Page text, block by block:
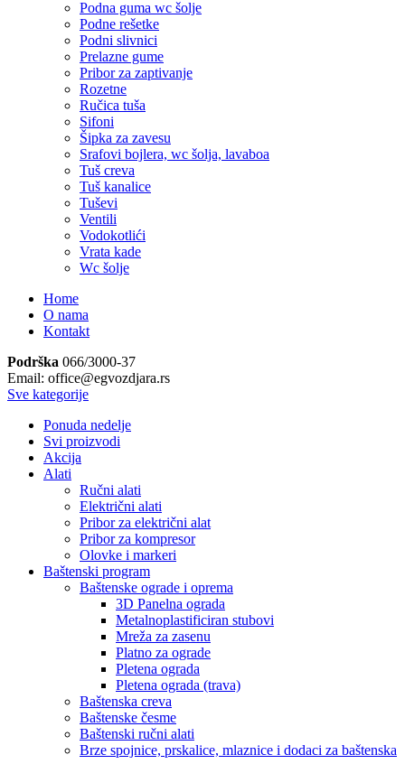
Podna guma wc šolje
Podne rešetke
Podni slivnici
Prelazne gume
Pribor za zaptivanje
Rozetne
Ručica tuša
Sifoni
Šipka za zavesu
Srafovi bojlera, wc šolja, lavaboa
Tuš creva
Tuš kanalice
Tuševi
Ventili
Vodokotlići
Vrata kade
Wc šolje
Home
O nama
Kontakt
Podrška 066/3000-37
Email: office@egvozdjara.rs
Sve kategorije
Ponuda nedelje
Svi proizvodi
Akcija
Alati
Ručni alati
Električni alati
Pribor za električni alat
Pribor za kompresor
Olovke i markeri
Baštenski program
Baštenske ograde i oprema
3D Panelna ograda
Metalnoplastificiran stubovi
Mreža za zasenu
Platno za ograde
Pletena ograda
Pletena ograda (trava)
Baštenska creva
Baštenske česme
Baštenski ručni alati
Brze spojnice, prskalice, mlaznice i dodaci za baštenska